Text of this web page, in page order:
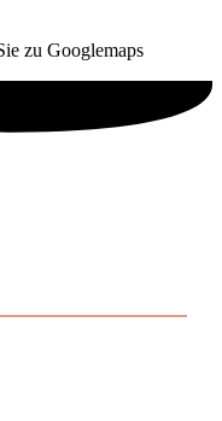
zu Googlemaps